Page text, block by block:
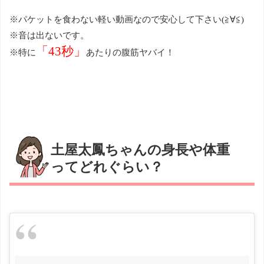
※パケットを食わない軽い動画なので安心して下さい(≧∀≦)
※音は出ないです。
※特に
「43秒」 あたりの腹筋ヤバイ！
土屋太鳳ちゃんの身長や体重
ってどれぐらい？